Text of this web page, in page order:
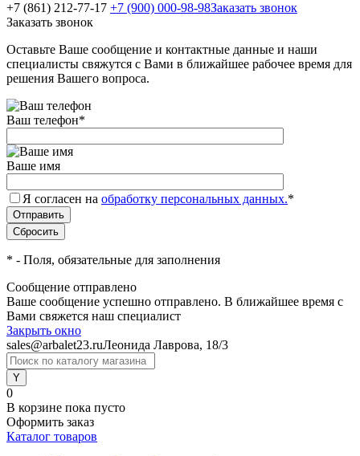
+7 (861) 212-77-17 +7 (900) 000-98-98Заказать звонок
Заказать звонок
Оставьте Ваше сообщение и контактные данные и наши
специалисты свяжутся с Вами в ближайшее рабочее время для
решения Вашего вопроса.
Ваш телефон*
Ваше имя
Я согласен на обработку персональных данных.*
* - Поля, обязательные для заполнения
Сообщение отправлено
Ваше сообщение успешно отправлено. В ближайшее время с
Вами свяжется наш специалист
Закрыть окно
sales@arbalet23.ruЛеонида Лаврова, 18/3
0
В корзине пока пусто
Оформить заказ
Каталог товаров